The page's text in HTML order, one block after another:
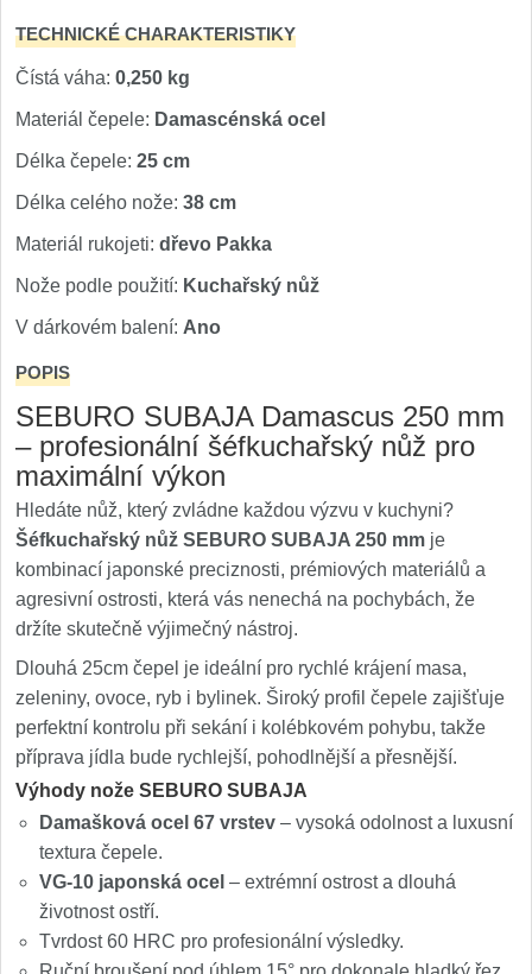
TECHNICKÉ CHARAKTERISTIKY
Čístá váha: 0,250 kg
Materiál čepele: Damascénská ocel
Délka čepele: 25 cm
Délka celého nože: 38 cm
Materiál rukojeti: dřevo Pakka
Nože podle použití: Kuchařský nůž
V dárkovém balení: Ano
POPIS
SEBURO SUBAJA Damascus 250 mm
– profesionální šéfkuchařský nůž pro
maximální výkon
Hledáte nůž, který zvládne každou výzvu v kuchyni?
Šéfkuchařský nůž SEBURO SUBAJA 250 mm je
kombinací japonské preciznosti, prémiových materiálů a
agresivní ostrosti, která vás nenechá na pochybách, že
držíte skutečně výjimečný nástroj.
Dlouhá 25cm čepel je ideální pro rychlé krájení masa,
zeleniny, ovoce, ryb i bylinek. Široký profil čepele zajišťuje
perfektní kontrolu při sekání i kolébkovém pohybu, takže
příprava jídla bude rychlejší, pohodlnější a přesnější.
Výhody nože SEBURO SUBAJA
Damašková ocel 67 vrstev – vysoká odolnost a luxusní
textura čepele.
VG-10 japonská ocel – extrémní ostrost a dlouhá
životnost ostří.
Tvrdost 60 HRC pro profesionální výsledky.